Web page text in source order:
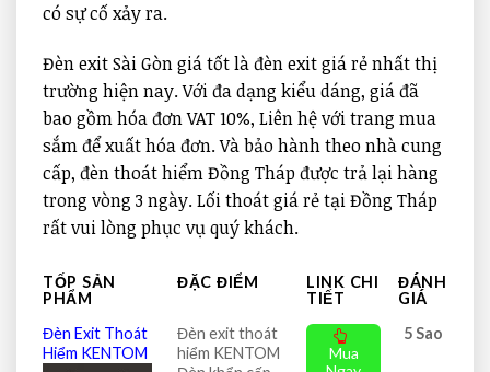
có sự cố xảy ra.
Đèn exit Sài Gòn giá tốt là đèn exit giá rẻ nhất thị
trường hiện nay. Với đa dạng kiểu dáng, giá đã
bao gồm hóa đơn VAT 10%, Liên hệ với trang mua
sắm để xuất hóa đơn. Và bảo hành theo nhà cung
cấp, đèn thoát hiểm Đồng Tháp được trả lại hàng
trong vòng 3 ngày. Lối thoát giá rẻ tại Đồng Tháp
rất vui lòng phục vụ quý khách.
TỐP SẢN
PHẨM
ĐẶC ĐIỂM
LINK CHI
TIẾT
ĐÁNH
GIÁ
Đèn Exit Thoát
Hiểm KENTOM
Đèn exit thoát
hiểm KENTOM
Mua
5 Sao